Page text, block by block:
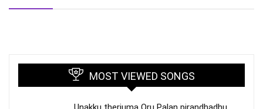
MOST VIEWED SONGS